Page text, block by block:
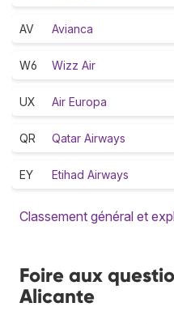
AV Avianca
W6 Wizz Air
UX Air Europa
QR Qatar Airways
EY Etihad Airways
Classement général et
Foire aux
Alicante